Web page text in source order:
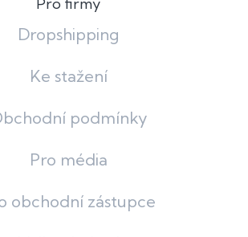
Dropshipping
Ke stažení
podmínky
Pro média
obchodní zástupce